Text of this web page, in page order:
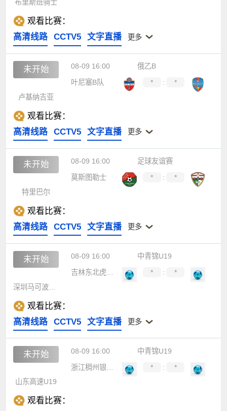
布里斯班骑士
观看比赛：
高清线路
CCTV5 文字直播 更多
未开始 08-09 16:00
俄乙B
叶尼塞B队
* :
*
卢基纳吉亚
观看比赛：
高清线路
CCTV5 文字直播 更多
未开始 08-09 16:00
足球友谊赛
莫斯图勒士
* :
*
特里巴尔
观看比赛：
高清线路
CCTV5 文字直播 更多
未开始 08-09 16:00
中青锦U19
吉林东北虎U19
* :
*
观看比赛：
高清线路
CCTV5 文字直播 更多
未开始 08-09 16:00
中青锦U19
浙江稠州银行U19
* :
*
山东高速U19
观看比赛：